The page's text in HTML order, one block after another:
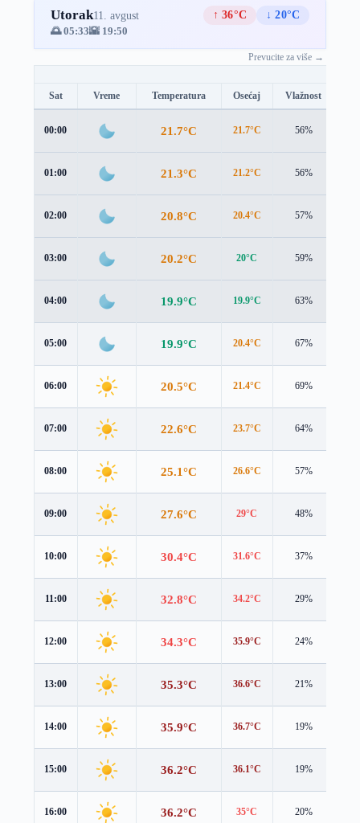
Utorak11. avgust ↑ 36°C
↓ 20°C
🌅 05:33🌇 19:50
Prevucite za više →
Sat Vreme Temperatura Osećaj Vlažnost
00:00 21.7°C 21.7°C 56%
01:00 21.3°C 21.2°C 56%
02:00 20.8°C 20.4°C 57%
03:00 20.2°C 20°C 59%
04:00 19.9°C 19.9°C 63%
05:00 19.9°C 20.4°C 67%
06:00 20.5°C 21.4°C 69%
07:00 22.6°C 23.7°C 64%
08:00 25.1°C 26.6°C 57%
09:00 27.6°C 29°C 48%
10:00 30.4°C 31.6°C 37%
11:00 32.8°C 34.2°C 29%
12:00 34.3°C 35.9°C 24%
13:00 35.3°C 36.6°C 21%
14:00 35.9°C 36.7°C 19%
15:00 36.2°C 36.1°C 19%
16:00 36.2°C 35°C 20%